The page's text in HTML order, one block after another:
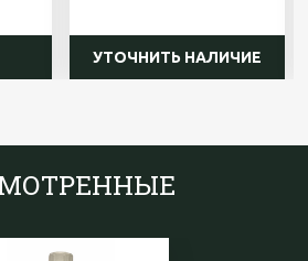
УТОЧНИТЬ НАЛИЧИЕ